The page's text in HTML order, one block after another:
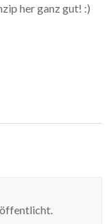
her ganz gut! :)